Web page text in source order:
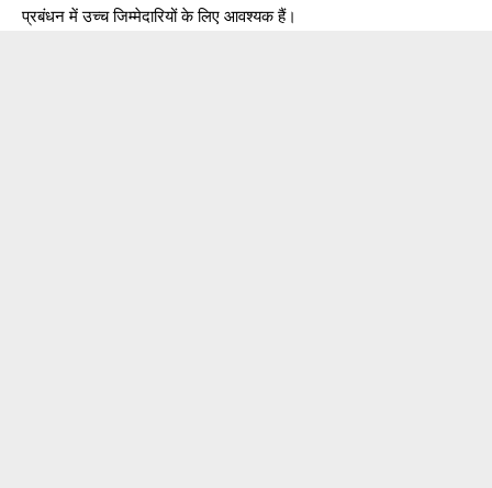
प्रबंधन में उच्च जिम्मेदारियों के लिए आवश्यक हैं।